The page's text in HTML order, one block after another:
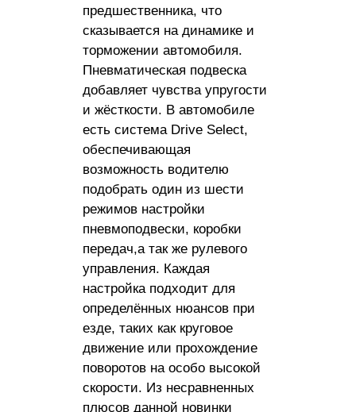
предшественника, что
сказывается на динамике и
торможении автомобиля.
Пневматическая подвеска
добавляет чувства упругости
и жёсткости. В автомобиле
есть система Drive Select,
обеспечивающая
возможность водителю
подобрать один из шести
режимов настройки
пневмоподвески, коробки
передач,а так же рулевого
управления. Каждая
настройка подходит для
определённых нюансов при
езде, таких как круговое
движение или прохождение
поворотов на особо высокой
скорости. Из несравненных
плюсов данной новинки